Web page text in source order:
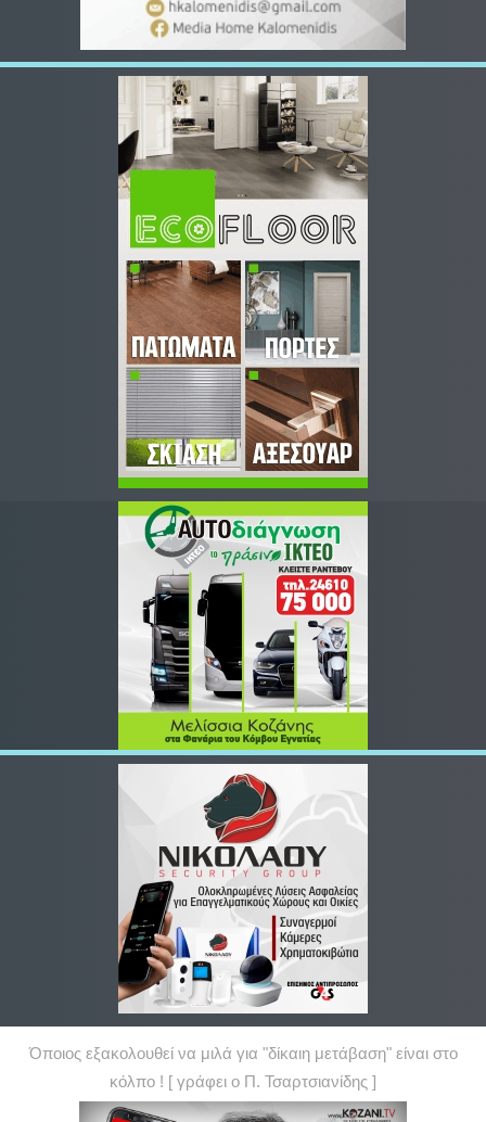
Όποιος εξακολουθεί να μιλά για "δίκαιη μετάβαση" είναι στο
κόλπο ! [ γράφει ο Π. Τσαρτσιανίδης ]